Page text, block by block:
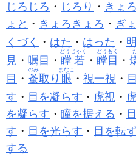
じろじろ ・ じろり ・ きょ
ょと ・ きょろきょろ ・ ぎ
くづく
・ はた ・ はった ・
見 ・ 嘱目 ・ 瞠若
どうじゃく
・ 瞠目
どうもく
・
目 ・ 蚤
のみ
取り 眼
まなこ
・ 視一視 ・
す ・ 目を凝らす ・ 虎視 ・
を凝らす ・ 瞳を据える ・
す ・ 目を光らす ・ 目を転
する